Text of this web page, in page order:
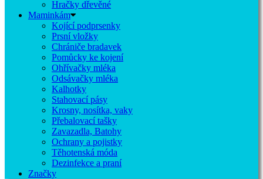
Hračky dřevěné
Maminkám
Kojící podprsenky
Prsní vložky
Chrániče bradavek
Pomůcky ke kojení
Ohřívačky mléka
Odsávačky mléka
Kalhotky
Stahovací pásy
Krosny, nosítka, vaky
Přebalovací tašky
Zavazadla, Batohy
Ochrany a pojistky
Těhotenská móda
Dezinfekce a praní
Značky